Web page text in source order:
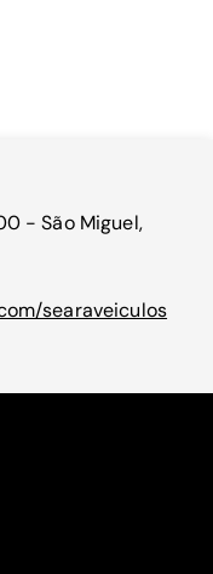
- São Miguel,
searaveiculos